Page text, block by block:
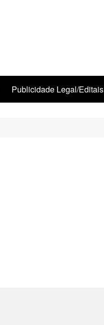
Publicidade Legal/Editais